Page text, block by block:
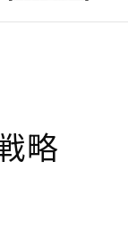
標設定に欠かせ
えたい健康体
略